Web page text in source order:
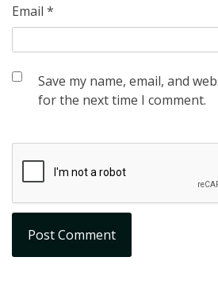
Email *
Save my name, email, and
for the next time I comment.